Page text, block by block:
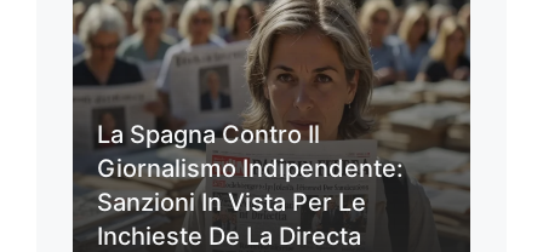
La Spagna Contro Il
Giornalismo Indipendente:
Sanzioni In Vista Per Le
Inchieste De La Directa